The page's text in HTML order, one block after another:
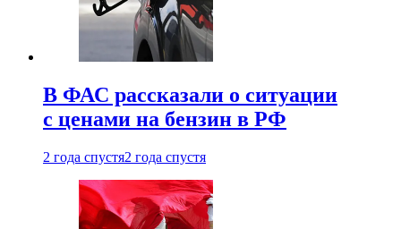
В ФАС рассказали о ситуации
с ценами на бензин в РФ
2 года спустя2 года спустя